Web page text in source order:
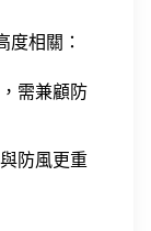
度相關：
需兼顧防
防風更重